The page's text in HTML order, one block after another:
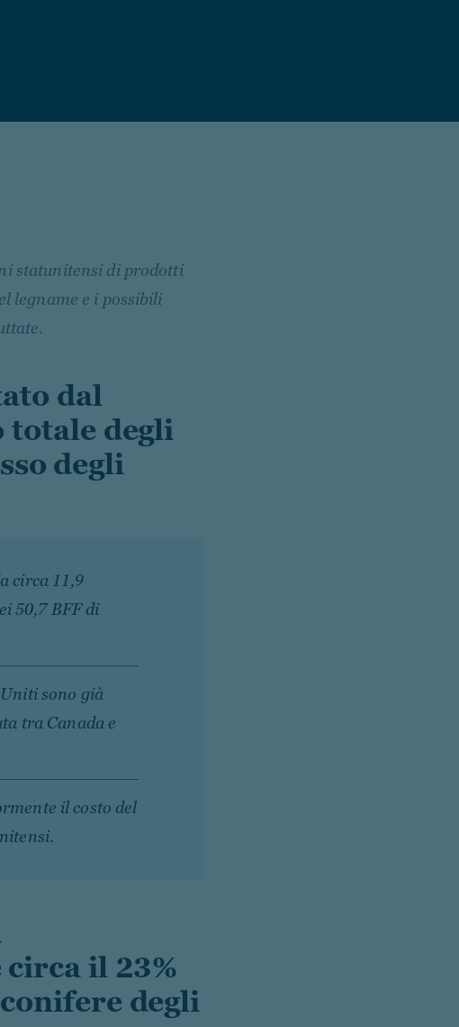
statunitensi di prodotti
legname e i possibili
dal
totale degli
degli
circa 11,9
50,7 BFF di
sono già
tra Canada e
il costo del
il 23%
degli